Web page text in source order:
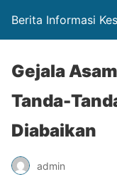
Berita Informasi
Gejala
Tanda-
Diabaikan
admin